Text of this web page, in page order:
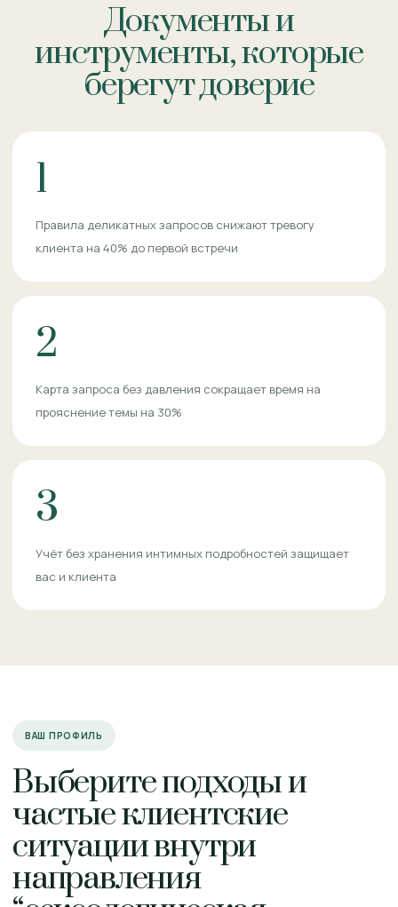
Документы и
инструменты, которые
берегут доверие
1
Правила деликатных запросов снижают тревогу
клиента на 40% до первой встречи
2
Карта запроса без давления сокращает время на
прояснение темы на 30%
3
Учёт без хранения интимных подробностей защищает
вас и клиента
ВАШ ПРОФИЛЬ
Выберите подходы и
частые клиентские
ситуации внутри
направления